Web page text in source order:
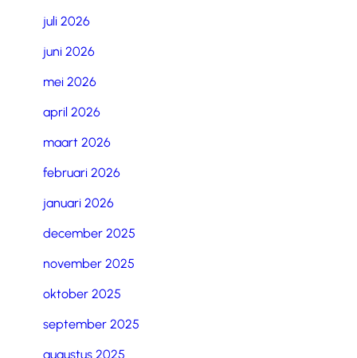
juli 2026
juni 2026
mei 2026
april 2026
maart 2026
februari 2026
januari 2026
december 2025
november 2025
oktober 2025
september 2025
augustus 2025